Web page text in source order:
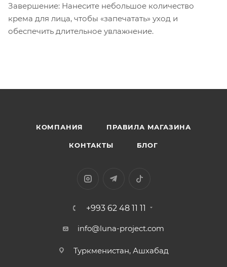
Завершение: Нанесите небольшое количество
крема для лица, чтобы «запечатать» уход и
обеспечить длительное увлажнение.
КОМПАНИЯ ПРАВИЛА МАГАЗИНА
КОНТАКТЫ БЛОГ
+993 62 48 11 11
info@luna-project.com
Туркменистан, Ашхабад